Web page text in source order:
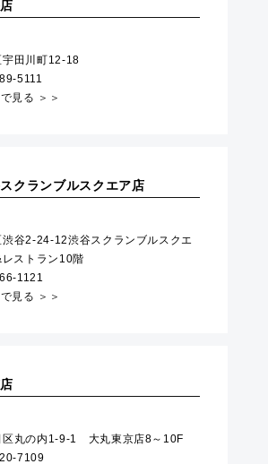
宇田川町12-18
5111
見る ＞＞
クランブルスクエア店
渋谷2-24-12渋谷スクランブルスクエ
ストラン10階
1121
見る ＞＞
区丸の内1-9-1 大丸東京店8～10F
7109